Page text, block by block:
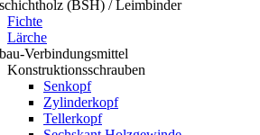
(BSH) / Leimbinder
Fichte
Lärche
Verbindungsmittel
Konstruktionsschrauben
Senkopf
Zylinderkopf
Tellerkopf